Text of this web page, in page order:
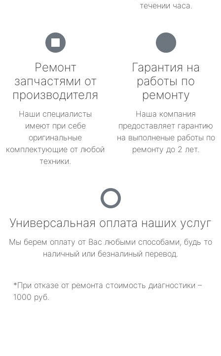
течении часа.
Ремонт
запчастями от
производителя
Наши специалисты
имеют при себе
оригинальные
комплектующие от любой
техники.
Гарантия на
работы по
ремонту
Наша компания
предоставляет гарантию
на выполненые работы по
ремонту до 2 лет.
Универсальная оплата наших услуг
Мы берем оплату от Вас любыми способами, будь то
наличный или безналиный перевод.
*При отказе от ремонта стоимость диагностики –
1000 руб.